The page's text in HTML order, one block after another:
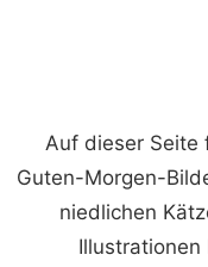
Auf dieser
Guten-Morgen-
niedlichen